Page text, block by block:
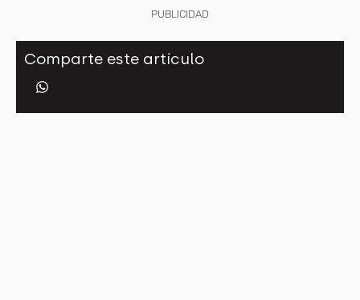
PUBLICIDAD
Comparte este artículo